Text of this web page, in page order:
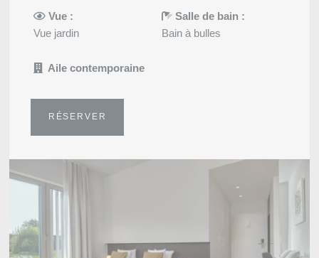
Vue :
Vue jardin
Salle de bain :
Bain à bulles
Aile contemporaine
RÉSERVER